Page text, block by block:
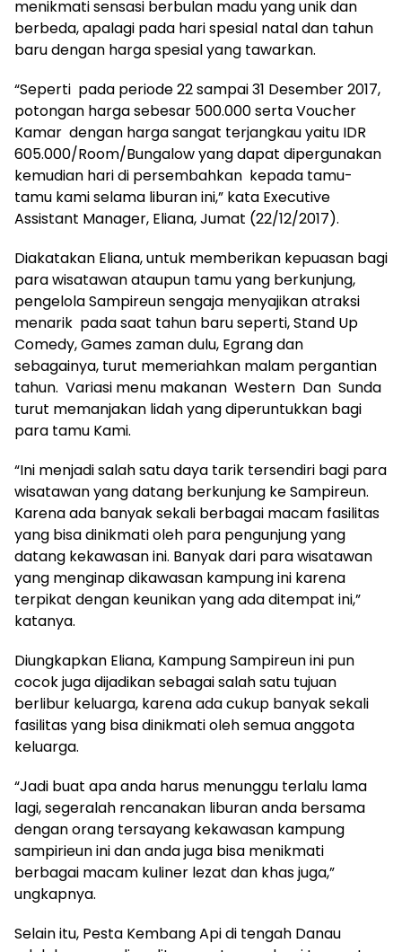
menikmati sensasi berbulan madu yang unik dan
berbeda, apalagi pada hari spesial natal dan tahun
baru dengan harga spesial yang tawarkan.
“Seperti pada periode 22 sampai 31 Desember 2017,
potongan harga sebesar 500.000 serta Voucher
Kamar dengan harga sangat terjangkau yaitu IDR
605.000/Room/Bungalow yang dapat dipergunakan
kemudian hari di persembahkan kepada tamu-
tamu kami selama liburan ini,” kata Executive
Assistant Manager, Eliana, Jumat (22/12/2017).
Diakatakan Eliana, untuk memberikan kepuasan bagi
para wisatawan ataupun tamu yang berkunjung,
pengelola Sampireun sengaja menyajikan atraksi
menarik pada saat tahun baru seperti, Stand Up
Comedy, Games zaman dulu, Egrang dan
sebagainya, turut memeriahkan malam pergantian
tahun. Variasi menu makanan Western Dan Sunda
turut memanjakan lidah yang diperuntukkan bagi
para tamu Kami.
“Ini menjadi salah satu daya tarik tersendiri bagi para
wisatawan yang datang berkunjung ke Sampireun.
Karena ada banyak sekali berbagai macam fasilitas
yang bisa dinikmati oleh para pengunjung yang
datang kekawasan ini. Banyak dari para wisatawan
yang menginap dikawasan kampung ini karena
terpikat dengan keunikan yang ada ditempat ini,”
katanya.
Diungkapkan Eliana, Kampung Sampireun ini pun
cocok juga dijadikan sebagai salah satu tujuan
berlibur keluarga, karena ada cukup banyak sekali
fasilitas yang bisa dinikmati oleh semua anggota
keluarga.
“Jadi buat apa anda harus menunggu terlalu lama
lagi, segeralah rencanakan liburan anda bersama
dengan orang tersayang kekawasan kampung
sampirieun ini dan anda juga bisa menikmati
berbagai macam kuliner lezat dan khas juga,”
ungkapnya.
Selain itu, Pesta Kembang Api di tengah Danau